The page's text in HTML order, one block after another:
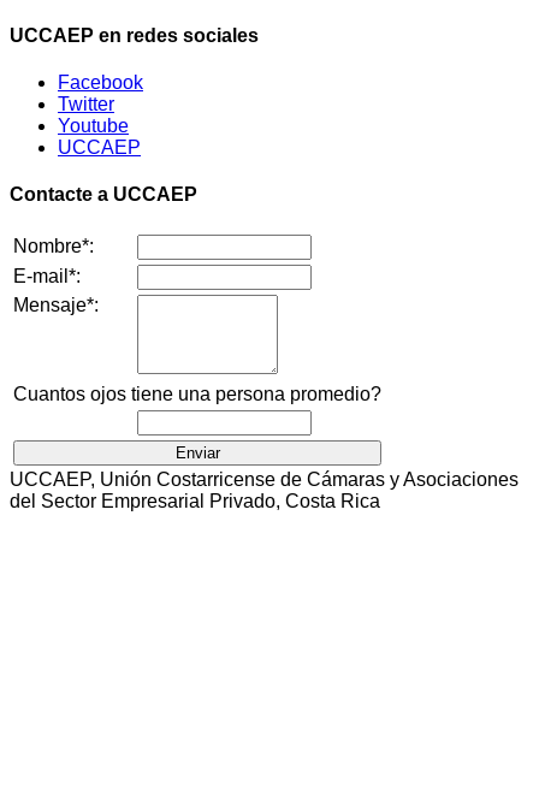
UCCAEP en redes sociales
Facebook
Twitter
Youtube
UCCAEP
Contacte a UCCAEP
Nombre*:
E-mail*:
Mensaje*:
Cuantos ojos tiene una persona promedio?
UCCAEP, Unión Costarricense de Cámaras y Asociaciones
del Sector Empresarial Privado, Costa Rica